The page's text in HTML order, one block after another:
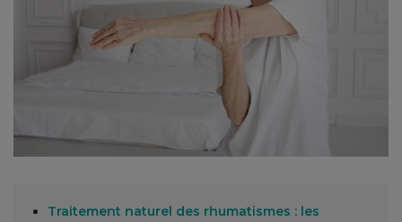
Traitement naturel des rhumatismes : les